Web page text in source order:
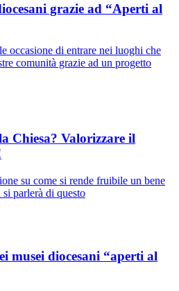
grazie ad “Aperti al
occasione di entrare nei luoghi che
comunità grazie ad un progetto
Chiesa? Valorizzare il
su come si rende fruibile un bene
parlerà di questo
musei diocesani “aperti al